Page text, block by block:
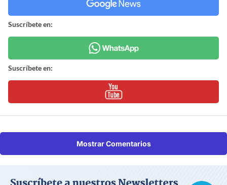
Suscríbete en:
Suscríbete en:
Mostrar Comentarios